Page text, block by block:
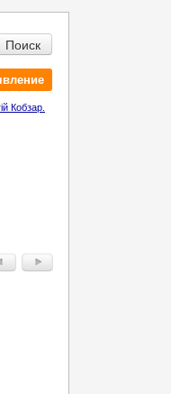
Поиск
Кобзар.